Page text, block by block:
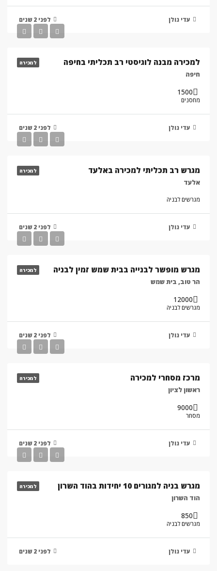
עדי גולן לפני 2 שנים
למכירה למכירה מבנה לוגיסטי רב תכליתי בחיפה
חיפה
1500
מחסנים
עדי גולן לפני 2 שנים
למכירה מגרש רב תכליתי למכירה באלעד
אלעד
מגרשים לבניה
עדי גולן לפני 2 שנים
למכירה מגרש מופשר לבנייה בבית שמש זמין לבניה
הר טוב, בית שמש
12000
מגרשים לבניה
עדי גולן לפני 2 שנים
למכירה מרכז מסחרי למכירה
ראשון לציון
9000
מסחר
עדי גולן לפני 2 שנים
למכירה מגרש בניה למגורים 10 יחידות בהוד השרון
הוד השרון
850
מגרשים לבניה
עדי גולן לפני 2 שנים